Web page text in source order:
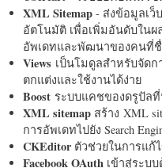
XML Sitemap - ส่งข้อมูลเว็บ
อัตโนมัติ เพื่อเพิ่มอันดับใน
อัพเดทและพัฒนาของคนที่
Views เป็นโมดูลสำหรับจัดก
ตกแต่งและใช้งานได้ง่าย
Boost ระบบแคชของดรูปัล
XML sitemap สร้าง XML
การอัพเดทไปยัง Search
CKEditorตัวช่วยในการแก้
Facebook OAuth เข้าสู่ระบบ